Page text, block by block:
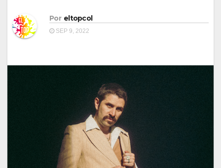
Por eltopcol
SEP 9, 2022